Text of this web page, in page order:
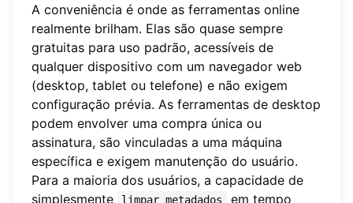
A conveniência é onde as ferramentas online
realmente brilham. Elas são quase sempre
gratuitas para uso padrão, acessíveis de
qualquer dispositivo com um navegador web
(desktop, tablet ou telefone) e não exigem
configuração prévia. As ferramentas de desktop
podem envolver uma compra única ou
assinatura, são vinculadas a uma máquina
específica e exigem manutenção do usuário.
Para a maioria dos usuários, a capacidade de
simplesmente
limpar metadados
em tempo